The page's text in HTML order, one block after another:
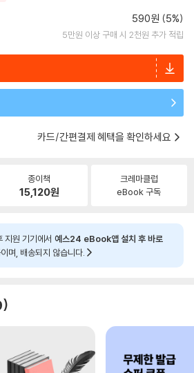
590원 (5%)
5만원 이상 구매 시 2천원 추가 적립
카드/간편결제 혜택을 확인하세요
종이책
15,120원
크레마클럽
eBook 구독
지원 기기에서 예스24 eBook앱 설치 후 바로
이며, 배송되지 않습니다.